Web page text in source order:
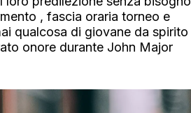
, fascia oraria torneo e
qualcosa di giovane da spirito
onore durante John Major